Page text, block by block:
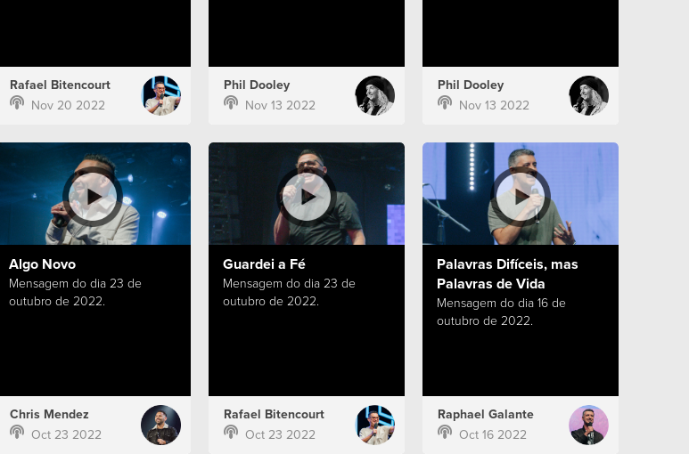
Rafael Bitencourt
Nov 20 2022
Phil Dooley
Nov 13 2022
Phil Dooley
Nov 13 2022
Algo Novo
Mensagem do dia 23 de
outubro de 2022.
Chris Mendez
Oct 23 2022
Guardei a Fé
Mensagem do dia 23 de
outubro de 2022.
Rafael Bitencourt
Oct 23 2022
Palavras Difíceis, mas
Palavras de Vida
Mensagem do dia 16 de
outubro de 2022.
Raphael Galante
Oct 16 2022